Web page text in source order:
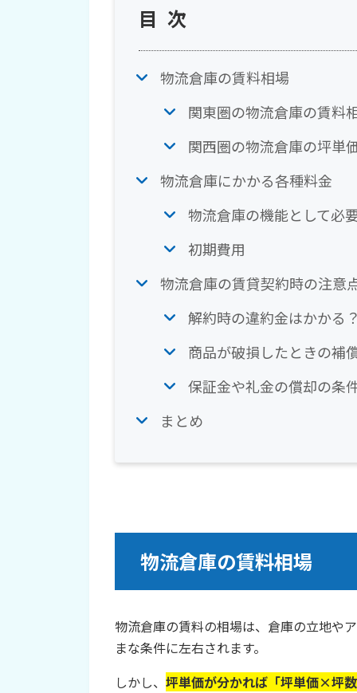
目次
物流倉庫の賃料相場
関東圏の物流倉庫の賃料
関西圏の物流倉庫の坪単
物流倉庫にかかる各種料金
物流倉庫の機能として必
初期費用
物流倉庫の賃貸契約時の注意
解約時の違約金はかかる？
商品が破損したときの補
保証金や礼金の償却の条
まとめ
物流倉庫の賃料相場
物流倉庫の賃料の相場は、倉庫の立地や
まな条件に左右されます。
しかし、 坪単価が分かれば「坪単価×坪